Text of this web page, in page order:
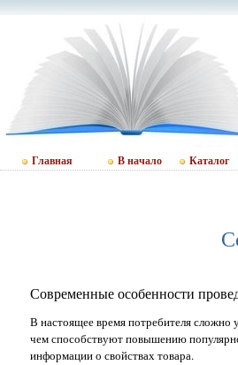
Главная В начало Каталог
Современные особенности
В настоящее время потребителя
чем способствуют повышению
информации о свойствах товара.